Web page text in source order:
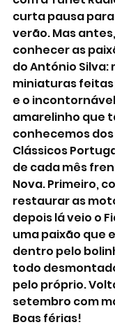
curta pausa
verão. Mas
conhecer as
do António
miniaturas
e o
amarelinho que
conhecemos
Clássicos
de cada mês
Nova. Primeiro,
restaurar as
depois lá veio o
uma paixão que
dentro pelo
todo
pelo próprio.
setembro com
Boas férias!